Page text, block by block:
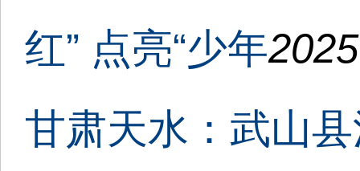
红” 点亮“少年
甘肃天水：武山